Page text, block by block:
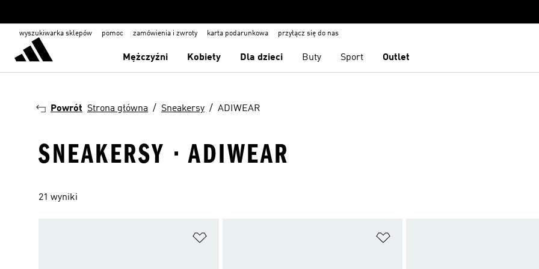
wyszukiwarka sklepów pomoc zamówienia i zwroty karta podarunkowa przyłącz się do nas
Mężczyźni Kobiety Dla dzieci Buty Sport Outlet
Powrót Strona główna Sneakersy ADIWEAR
SNEAKERSY · ADIWEAR
21 wyniki